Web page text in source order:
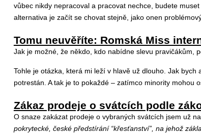
vůbec nikdy nepracoval a pracovat nechce, budete
alternativa je začít se chovat stejně, jako onen
Tomu neuvěříte: Romská Miss
Jak je možné, že někdo, kdo nabídne slevu pravičákům,
Tohle je otázka, která mi leží v hlavě už dlouho. Jak
potrestán. A tak je to pokaždé – zatímco minority mohou
Zákaz prodeje o svátcích podle
O snaze zakázat prodeje o vybraných svátcích jsem už
pokrytecké, české předstírání “křesťanství”, na jehož